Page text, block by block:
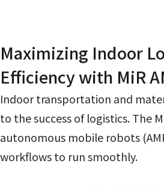
Maximizing Indoor
Efficiency with MiR
Indoor transportation and
to the success of logistics. The
autonomous mobile robots
workflows to run smoothly.